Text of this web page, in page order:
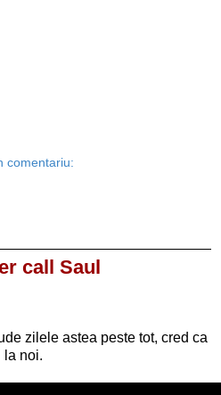
comentariu:
call Saul
zilele astea peste tot, cred ca
la noi.